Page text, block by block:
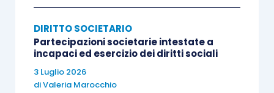
Nell’ultimo quinquennio sono stati emanati:
DIRITTO SOCIETARIO
Partecipazioni societarie intestate a
incapaci ed esercizio dei diritti sociali
3 Luglio 2026
diValeria Marocchio